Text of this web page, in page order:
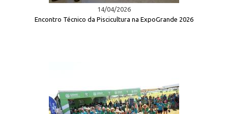
14/04/2026
Encontro Técnico da Piscicultura na ExpoGrande 2026